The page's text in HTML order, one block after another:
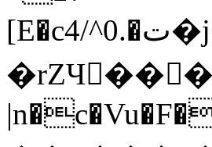
[E�c4/^0.�ت�j�V�Hjn5���o�$(]f?"�d�$�$&�F�2�$j�S��ǘ�f;;����